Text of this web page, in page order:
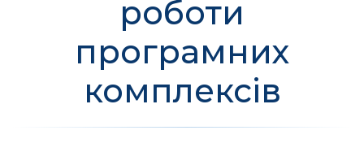
роботи
програмних
комплексів